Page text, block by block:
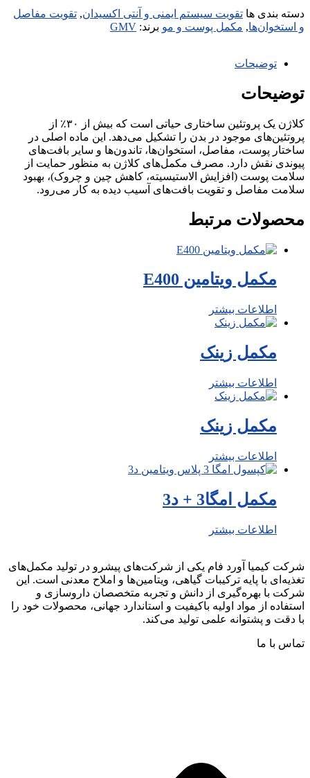
دسته بندی ها تقویت سیستم ایمنی و آنتی اکسیدان, تقویت مفاصل
و استخوان‌ها, مکمل پوست و مو برند: GMV
توضیحات
توضیحات
کلاژن یک پروتئین ساختاری حیاتی است که بیش از ۳۰٪ از
پروتئین‌های موجود در بدن را تشکیل می‌دهد. این ماده اصلی در
ساختار پوست، مفاصل، استخوان‌ها، تاندون‌ها و سایر بافت‌های
پیوندی نقش دارد. مصرف مکمل‌های کلاژن به منظور حمایت از
سلامت پوست (افزایش الاستیسیته، کاهش چین و چروک)، بهبود
سلامت مفاصل و تقویت بافت‌های آسیب دیده به کار می‌رود.
محصولات مرتبط
مکمل ویتامین E400
اطلاعات بیشتر
مکمل زینک
اطلاعات بیشتر
مکمل زینک
اطلاعات بیشتر
مکمل امگا3 + د3
اطلاعات بیشتر
شرکت کیمیا آورد فام یکی از شرکت‌های پیشرو در تولید مکمل‌های
تغذیه‌ای با پایه ترکیبات گیاهی، ویتامین‌ها و املاح معدنی است. این
شرکت با بهره‌گیری از دانش و تجربه متخصصان داروسازی و
استفاده از مواد اولیه باکیفیت و استاندارد جهانی، محصولات خود را
با دقت و پشتوانه علمی تولید می‌کند.
تماس با ما